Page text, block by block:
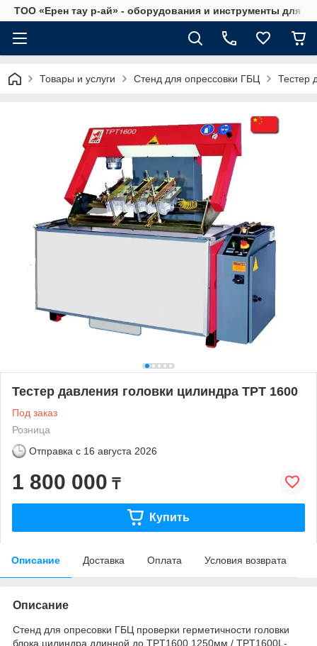
ТОО «Ерен тау р-ай» - оборудования и инструменты для
Товары и услуги Стенд для опрессовки ГБЦ Тестер
Тестер давления головки цилиндра ТРТ 1600
Под заказ
Розница
Отправка с 16 августа 2026
1 800 000 ₸
Купить
Описание Доставка Оплата Условия возврата
Описание
Cтенд для опресовки ГБЦ проверки герметичности головки
блока цилиндра длинной до TPT1600 1250мм / TPT1600L-